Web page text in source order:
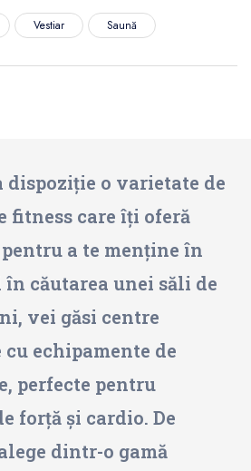
Vestiar Saună
dispoziție o varietate de
fitness care îți oferă
a te menține în
în căutarea unei săli de
vei găsi centre
echipamente de
perfecte pentru
forță și cardio. De
dintr-o gamă